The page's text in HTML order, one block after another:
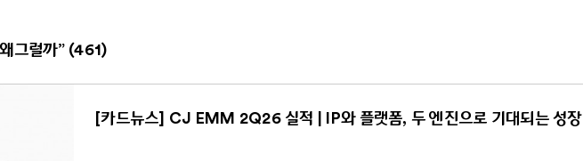
그럴까” (461)
[카드뉴스] CJ EMM 2Q26 실적 | IP와 플랫폼, 두 엔진으로 기대되는 성장